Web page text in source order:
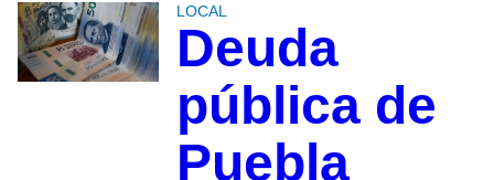
LOCAL
Deuda
pública de
Puebla